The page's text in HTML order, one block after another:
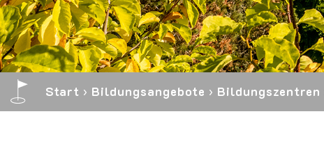
Start › Bildungs­angebote › Bildungs­zentren